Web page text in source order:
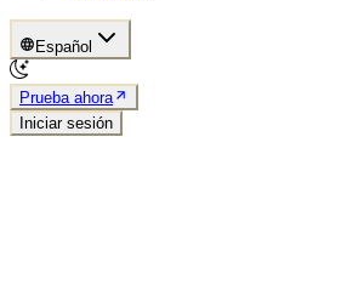
Español
Prueba ahora
Iniciar sesión